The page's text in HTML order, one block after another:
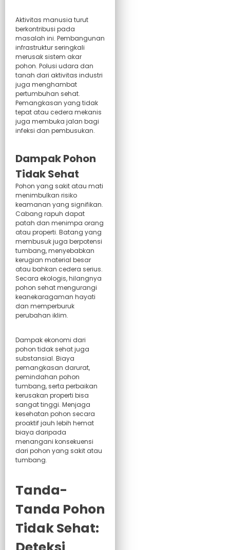
Aktivitas manusia turut
berkontribusi pada
masalah ini. Pembangunan
infrastruktur seringkali
merusak sistem akar
pohon. Polusi udara dan
tanah dari aktivitas industri
juga menghambat
pertumbuhan sehat.
Pemangkasan yang tidak
tepat atau cedera mekanis
juga membuka jalan bagi
infeksi dan pembusukan.
Dampak Pohon
Tidak Sehat
Pohon yang sakit atau mati
menimbulkan risiko
keamanan yang signifikan.
Cabang rapuh dapat
patah dan menimpa orang
atau properti. Batang yang
membusuk juga berpotensi
tumbang, menyebabkan
kerugian material besar
atau bahkan cedera serius.
Secara ekologis, hilangnya
pohon sehat mengurangi
keanekaragaman hayati
dan memperburuk
perubahan iklim.
Dampak ekonomi dari
pohon tidak sehat juga
substansial. Biaya
pemangkasan darurat,
pemindahan pohon
tumbang, serta perbaikan
kerusakan properti bisa
sangat tinggi. Menjaga
kesehatan pohon secara
proaktif jauh lebih hemat
biaya daripada
menangani konsekuensi
dari pohon yang sakit atau
tumbang.
Tanda-
Tanda Pohon
Tidak Sehat: